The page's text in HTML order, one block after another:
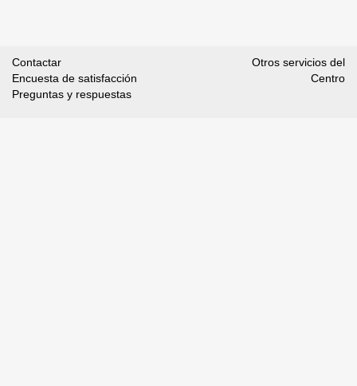
Contactar
Encuesta de satisfacción
Preguntas y respuestas
Otros servicios del
Centro